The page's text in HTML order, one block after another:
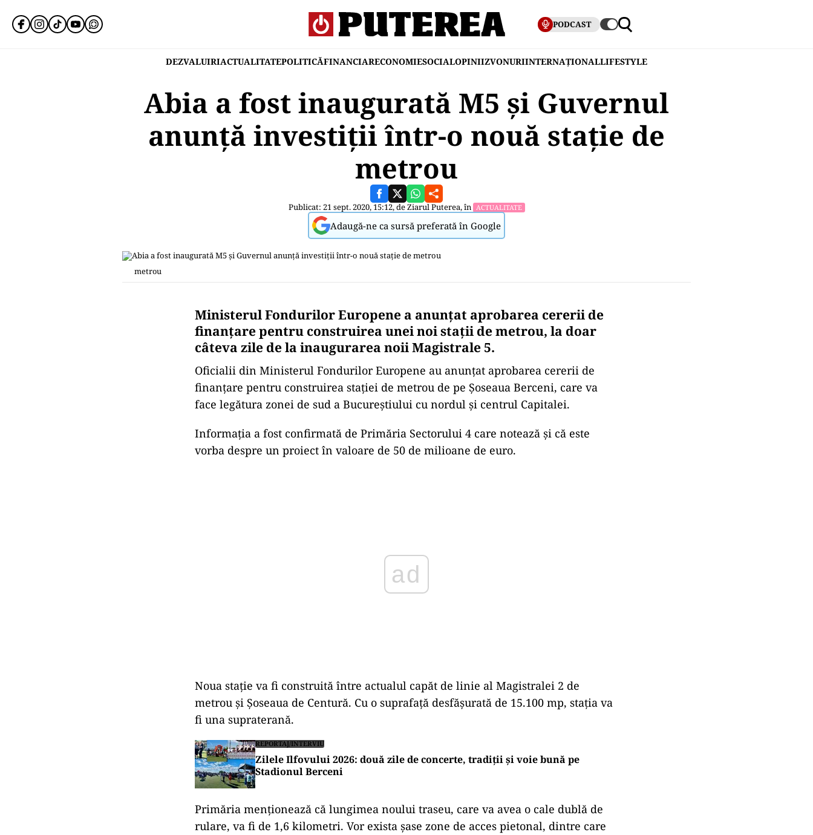
PODCAST
DEZVALUIRIACTUALITATEPOLITICĂFINANCIARECONOMIESOCIALOPINIIZVONURIINTERNAȚIONALLIFESTYLE
Abia a fost inaugurată M5 și Guvernul
anunță investiții într-o nouă stație de
metrou
Publicat: 21 sept. 2020, 15:12, deZiarul Puterea, în ACTUALITATE
Adaugă-ne ca sursă preferată în Google
metrou
Ministerul Fondurilor Europene a anunțat aprobarea cererii de
finanțare pentru construirea unei noi stații de metrou, la doar
câteva zile de la inaugurarea noii Magistrale 5.
Oficialii din Ministerul Fondurilor Europene au anunțat aprobarea cererii de
finanţare pentru construirea staţiei de metrou de pe Şoseaua Berceni, care va
face legătura zonei de sud a Bucureştiului cu nordul şi centrul Capitalei.
Informația a fost confirmată de Primăria Sectorului 4 care notează și că este
vorba despre un proiect în valoare de 50 de milioane de euro.
Noua staţie va fi construită între actualul capăt de linie al Magistralei 2 de
metrou şi Şoseaua de Centură. Cu o suprafaţă desfăşurată de 15.100 mp, staţia va
fi una supraterană.
REPORTAJ/INTERVIU
Zilele Ilfovului 2026: două zile de concerte, tradiții și voie bună pe
Stadionul Berceni
Primăria menţionează că lungimea noului traseu, care va avea o cale dublă de
rulare, va fi de 1,6 kilometri. Vor exista şase zone de acces pietonal, dintre care